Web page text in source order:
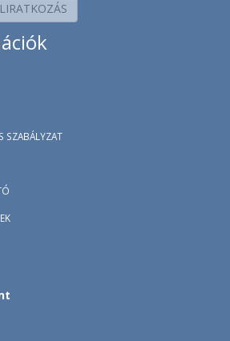
SZABÁLYZAT